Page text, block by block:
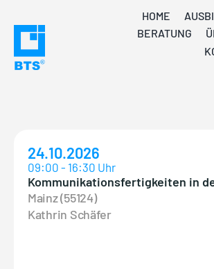
content
HOME
BERATUNG
24.10.2026
09:00 - 16:30 Uhr
Kommunikationsfertigkeiten in
Mainz (55124)
Kathrin Schäfer